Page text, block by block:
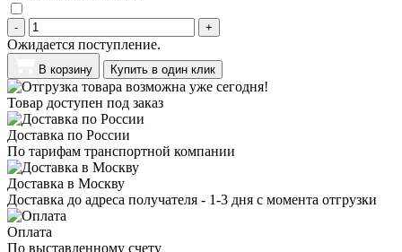
- +
Ожидается поступление.
В корзину Купить в один клик
Товар доступен под заказ
Доставка по России
По тарифам транспортной компании
Доставка в Москву
Доставка до адреса получателя - 1-3 дня с момента отгрузки
Оплата
По выставленному счету